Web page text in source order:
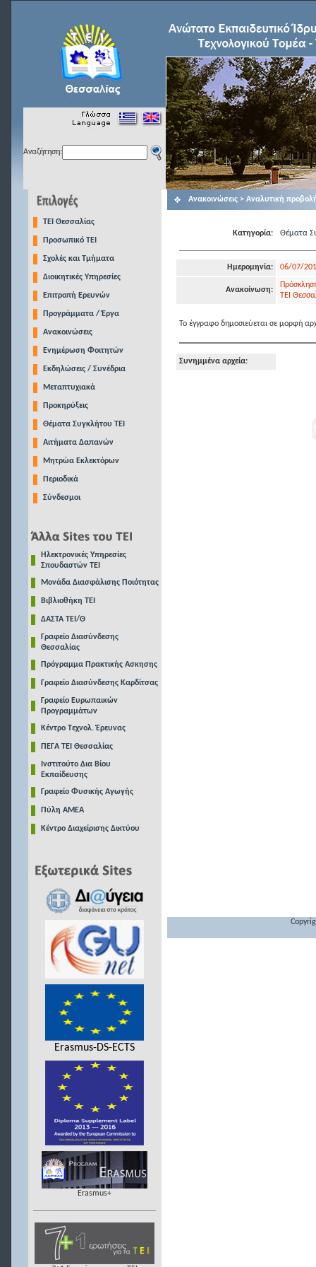
Αναζήτηση:
TEI Θεσσαλίας
Προσωπικό ΤΕΙ
Σχολές και Τμήματα
Διοικητικές Υπηρεσίες
Επιτροπή Ερευνών
Προγράμματα / Έργα
Ανακοινώσεις
Ενημέρωση Φοιτητών
Εκδηλώσεις / Συνέδρια
Μεταπτυχιακά
Προκηρύξεις
Θέματα Συγκλήτου ΤΕΙ
Αιτήματα Δαπανών
Μητρώα Εκλεκτόρων
Περιοδικά
Σύνδεσμοι
Ηλεκτρονικές Υπηρεσίες
Σπουδαστών ΤΕΙ
Μονάδα Διασφάλισης Ποιότητας
Βιβλιοθήκη ΤΕΙ
ΔΑΣΤΑ ΤΕΙ/Θ
Γραφείο Διασύνδεσης
Θεσσαλίας
Πρόγραμμα Πρακτικής Ασκησης
Γραφείο Διασύνδεσης Καρδίτσας
Γραφείο Ευρωπαικών
Προγραμμάτων
Κέντρο Τεχνολ. Έρευνας
ΠΕΓΑ ΤΕΙ Θεσσαλίας
Ινστιτούτο Δια Βίου
Εκπαίδευσης
Γραφείο Φυσικής Αγωγής
Πύλη ΑΜΕΑ
Κέντρο Διαχείρισης Δικτύου
Erasmus-DS-ECTS
Erasmus+
Ανακοινώσεις > Αναλυτική
Κατηγορία: Θέματα
Ημερομηνία: 06/07/
Ανακοίνωση:
ΤΕΙ
Το έγγραφο δημοσιεύεται σε μορφή
Συνημμένα αρχεία: